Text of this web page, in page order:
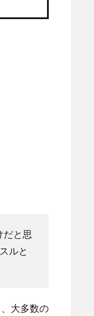
だと思
ルと
大多数の